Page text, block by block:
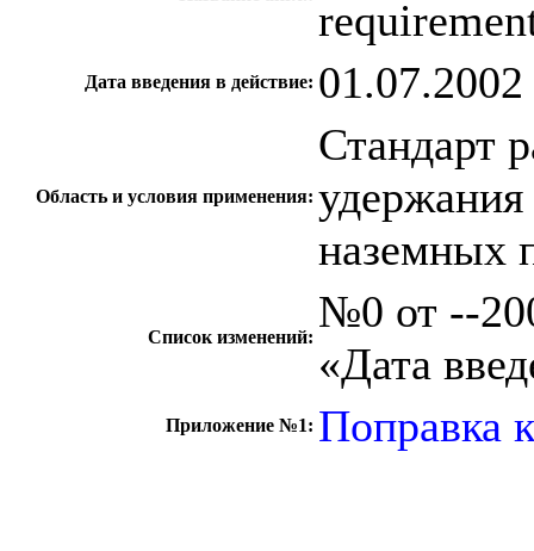
Дата введения в действие: 01.07.2002
Область и условия применения:
Стандарт
удержания
наземных
Список изменений:
№0 от --
«Дата
Приложение №1: Поправка